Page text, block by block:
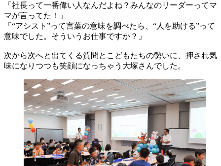
「社長って一番偉い人なんだよね？みんなのリーダーってマ
マが言ってた！」
「“アシスト”って言葉の意味を調べたら、“人を助ける”って
意味でした。そういうお仕事ですか？」
次から次へと出てくる質問とこどもたちの勢いに、押され気
味になりつつも笑顔になっちゃう大塚さんでした。